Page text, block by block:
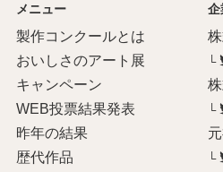
メニュー
製作コンクールとは
おいしさのアート展
キャンペーン
WEB投票結果発表
昨年の結果
歴代作品
企
└
└
└